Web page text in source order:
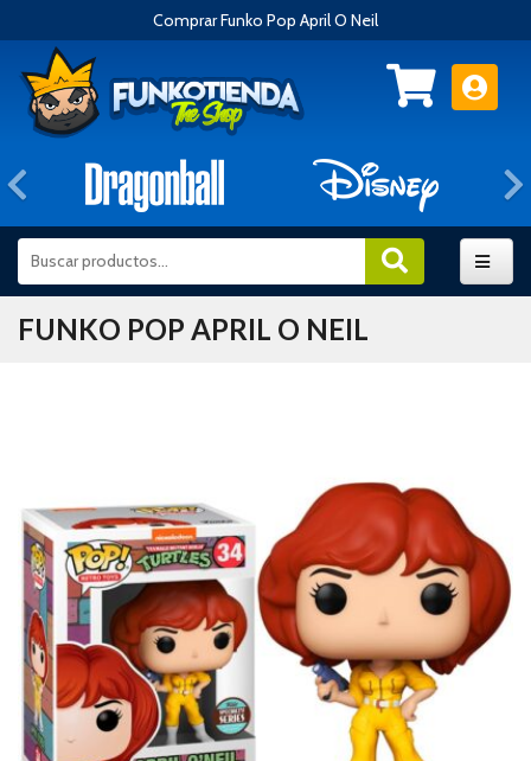
Comprar Funko Pop April O Neil
Anterior
FUNKO POP APRIL O NEIL